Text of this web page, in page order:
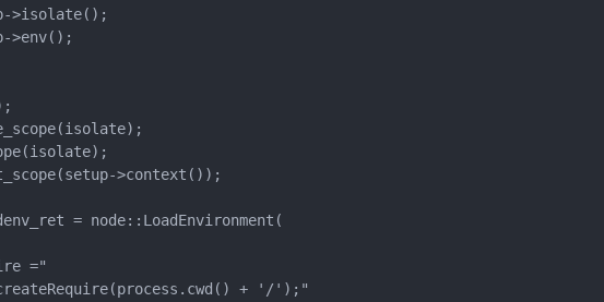
>isolate();
>env();
>context());
= node::LoadEnvironment(
="
+ '/');"